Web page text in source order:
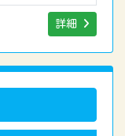
詳細